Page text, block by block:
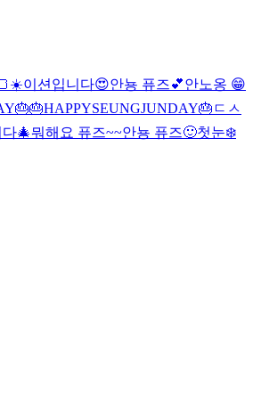
이션입니다😍안뇽 퓨즈💕안노옹 😁
🎂HAPPYSEUNGJUNDAY🎂 ㄷㅅ
🎄뭐해요 퓨즈~~안뇽 퓨즈🙂첫눈❄️